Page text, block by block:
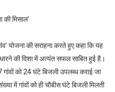
की मिसाल’
योजना की सराहना करते हुए कहा कि यह
की दिशा में अत्यंत सफल साबित हुई है।
गांवों को 24 घंटे बिजली उपलब्ध कराई जा
में गांवों को ही चौबीस घंटे बिजली मिलती